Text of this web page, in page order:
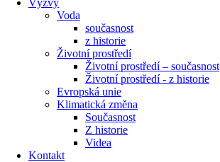
Voda
současnost
z historie
Životní prostředí
Životní prostředí – současnost
Životní prostředí ​- z historie
Evropská unie
Klimatická změna
Současnost
Z historie
Videa
Kontakt